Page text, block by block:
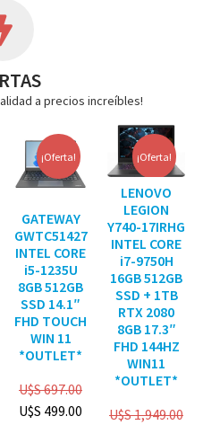
a precios increíbles!
¡Oferta!
GATEWAY
GWTC51427
INTEL CORE
i5-1235U
8GB 512GB
SSD 14.1″
FHD TOUCH
WIN 11
*OUTLET*
U$S697.00
U$S 499.00
¡Oferta!
LENOVO
LEGION
Y740-17IRHG
INTEL CORE
i7-9750H
16GB 512GB
SSD + 1TB
RTX 2080
8GB 17.3″
FHD 144HZ
WIN11
*OUTLET*
U$S1,949.00